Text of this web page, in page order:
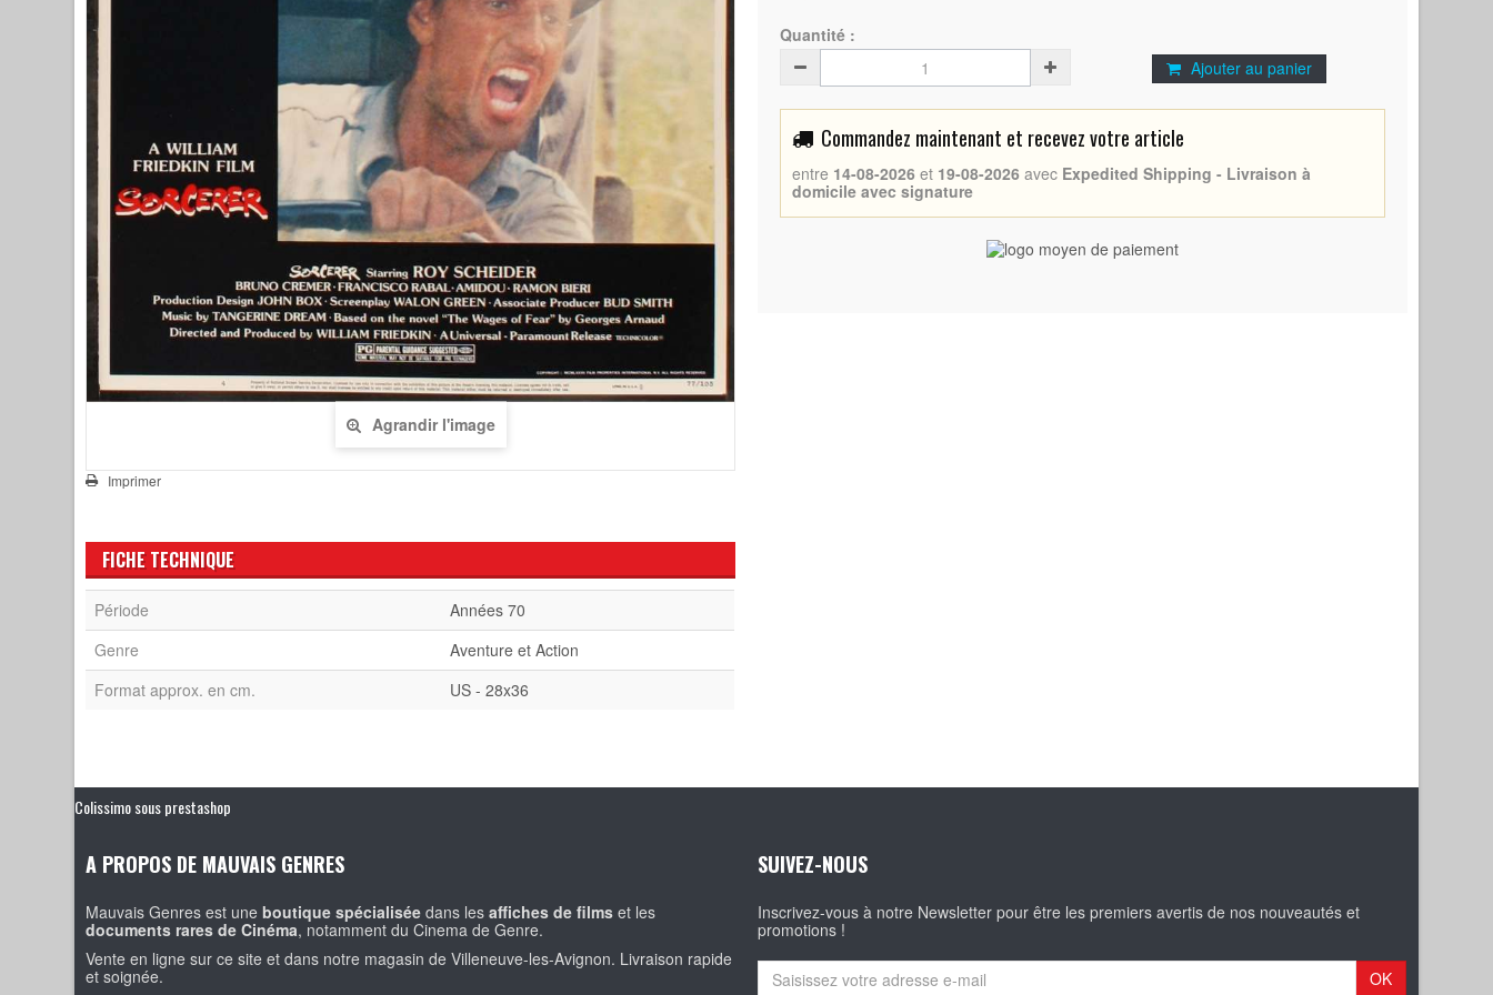
Agrandir l'image
Imprimer
Quantité :
Ajouter au panier
Commandez maintenant et recevez votre article
entre 14-08-2026 et 19-08-2026 avec Expedited Shipping - Livraison à
domicile avec signature
FICHE TECHNIQUE
Période
Années 70
Genre
Aventure et Action
Format approx. en cm.
US - 28x36
Colissimo sous prestashop
A PROPOS DE MAUVAIS GENRES
Mauvais Genres est uneboutique spécialisée dans lesaffiches de films et les
documents rares de Cinéma, notamment du Cinema de Genre.
Vente en ligne sur ce site et dans notre magasin de Villeneuve-les-Avignon. Livraison rapide
et soignée.
SUIVEZ-NOUS
Inscrivez-vous à notre Newsletter pour être les premiers avertis de nos nouveautés et
promotions !
OK